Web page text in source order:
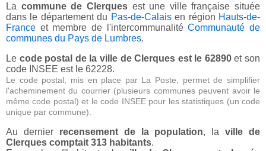
La commune de Clerquesest une ville française située
dans le département du Pas-de-Calaisen région Hauts-de-
France et membre de l'intercommunalitéCommunauté de
communes du Pays de Lumbres.
Le code postal de la ville de Clerques est le 62890et son
code INSEE est le 62228.
Le code postal, mis en place par La Poste, permet de simplifier
l'acheminement du courrier (plusieurs communes peuvent avoir le
même code postal) et le code INSEE pour les statistiques (un code
unique par commune).
Au dernier recensement de la population, laville de
Clerques comptait 313 habitants.